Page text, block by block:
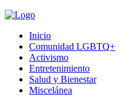
Inicio
Comunidad LGBTQ+
Activismo
Entretenimiento
Salud y Bienestar
Miscelánea